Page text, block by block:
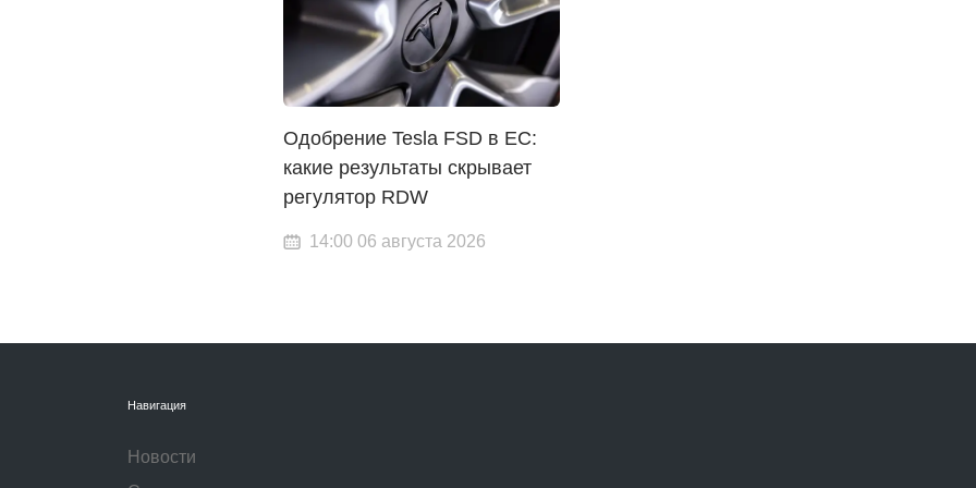
Одобрение Tesla FSD в ЕС:
какие результаты скрывает
регулятор RDW
14:00 06 августа 2026
Навигация
Новости